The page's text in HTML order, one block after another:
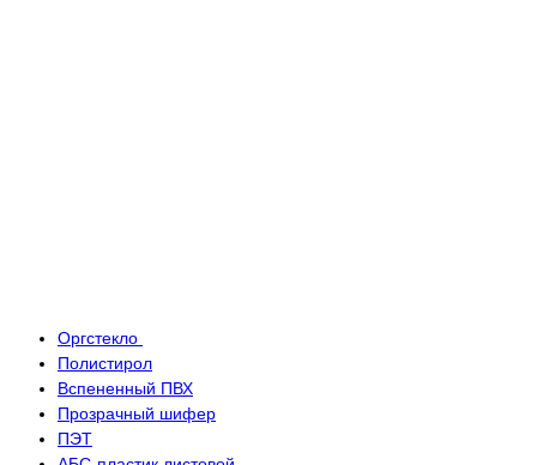
Оргстекло
Полистирол
Вспененный ПВХ
Прозрачный шифер
ПЭТ